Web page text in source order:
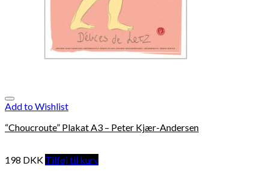
Add to Wishlist
“Choucroute” Plakat A3 – Peter Kjær-Andersen
198 DKK Tilføj til kurv